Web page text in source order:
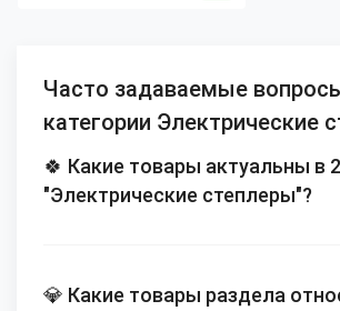
Часто задаваемые
категории Электрические
🍀 Какие товары актуальны в
"Электрические степлеры"?
💎 Какие товары раздела